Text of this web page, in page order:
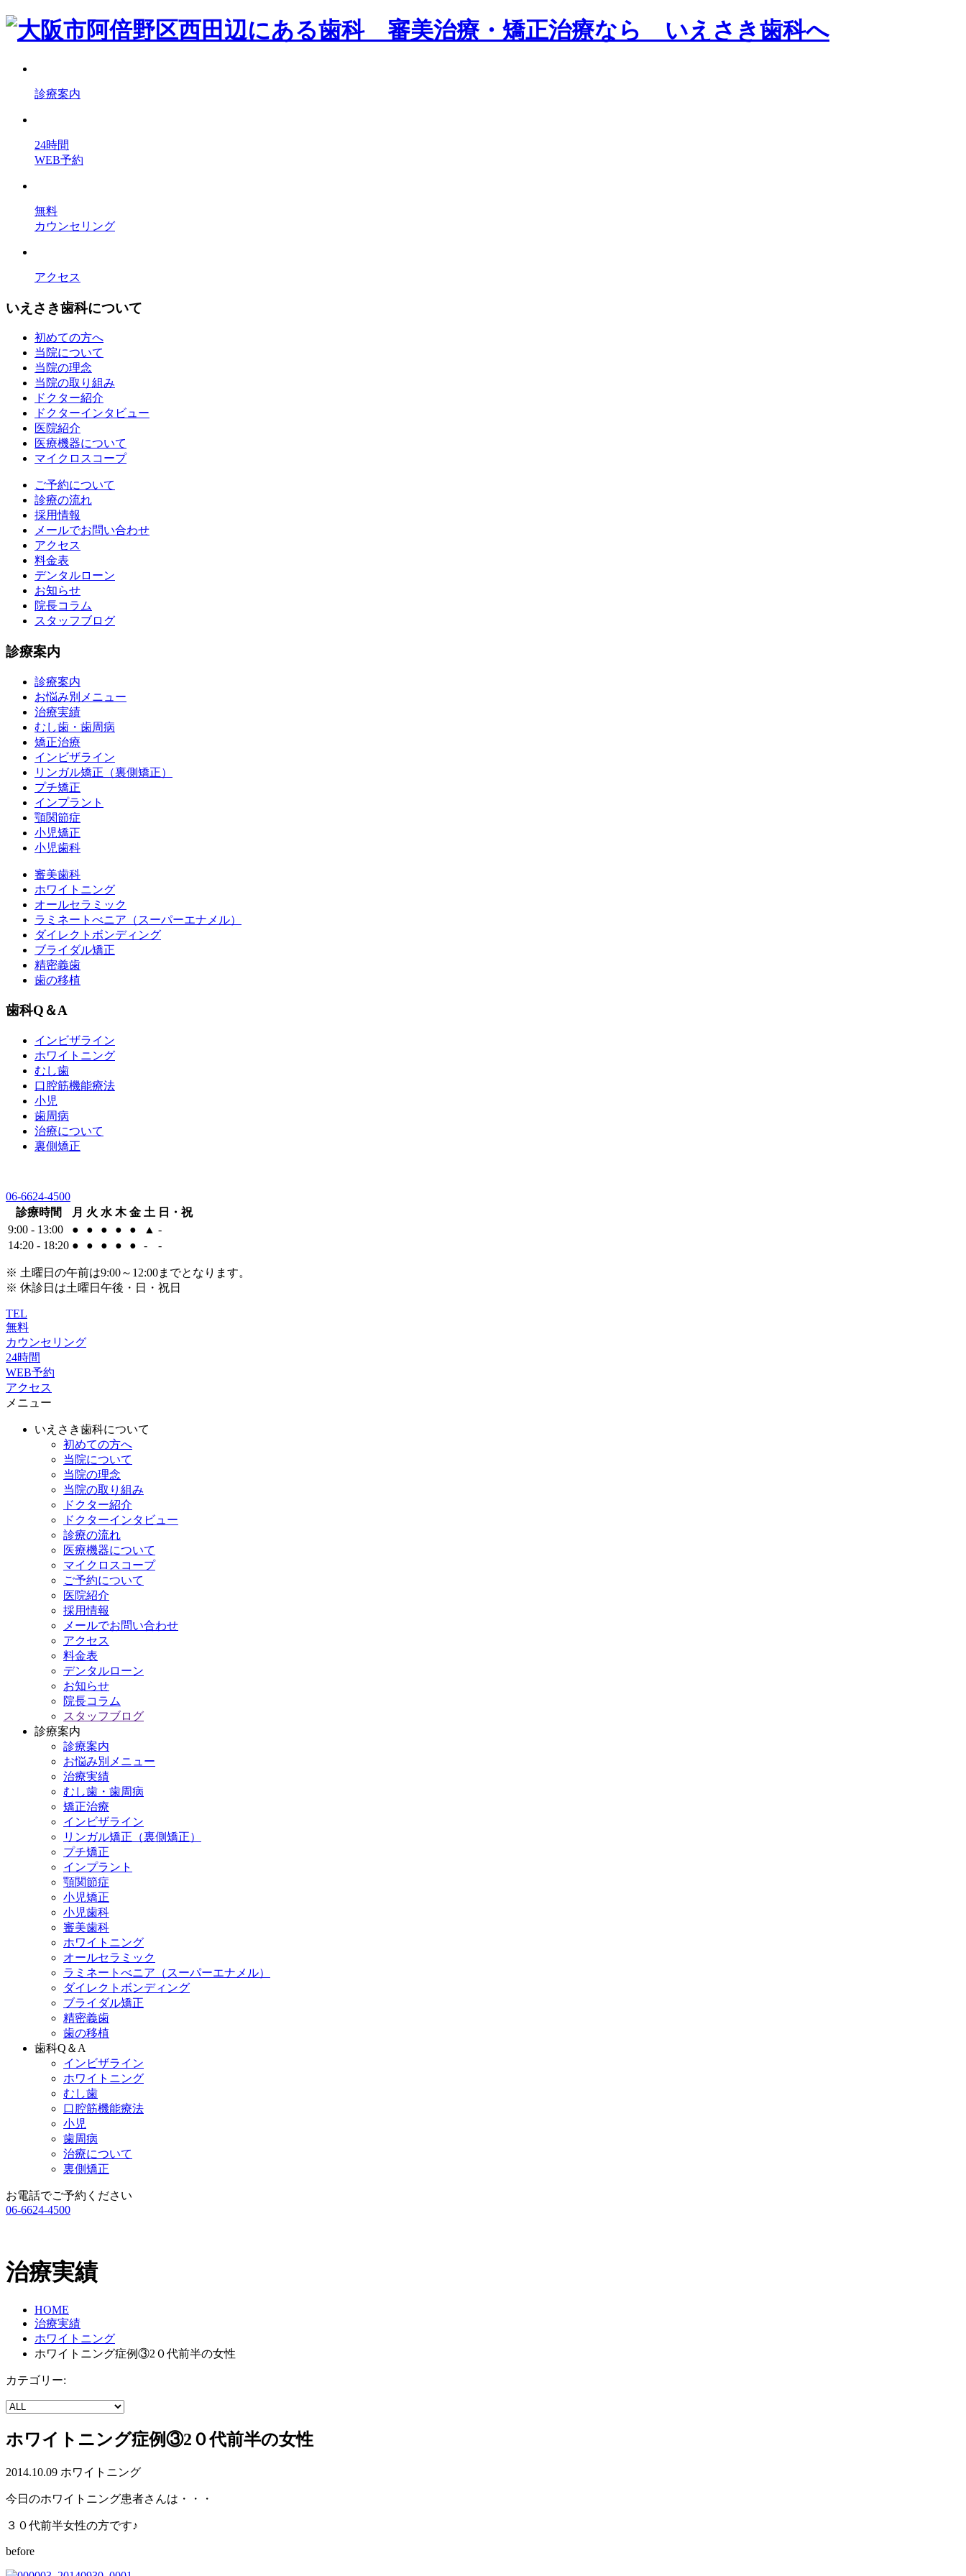
診療案内
24時間
WEB予約
無料
カウンセリング
アクセス
いえさき歯科について
初めての方へ
当院について
当院の理念
当院の取り組み
ドクター紹介
ドクターインタビュー
医院紹介
医療機器について
マイクロスコープ
ご予約について
診療の流れ
採用情報
メールでお問い合わせ
アクセス
料金表
デンタルローン
お知らせ
院長コラム
スタッフブログ
診療案内
診療案内
お悩み別メニュー
治療実績
むし歯・歯周病
矯正治療
インビザライン
リンガル矯正（裏側矯正）
プチ矯正
インプラント
顎関節症
小児矯正
小児歯科
審美歯科
ホワイトニング
オールセラミック
ラミネートべニア （スーパーエナメル）
ダイレクトボンディング
ブライダル矯正
精密義歯
歯の移植
歯科Q＆A
インビザライン
ホワイトニング
むし歯
口腔筋機能療法
小児
歯周病
治療について
裏側矯正
06-6624-4500
診療時間
月 火 水 木 金 土 日・祝
9:00 - 13:00
● ● ● ● ● ▲ -
14:20 - 18:20 ● ● ● ● ● - -
※ 土曜日の午前は9:00～12:00までとなります。
※ 休診日は土曜日午後・日・祝日
TEL
無料
カウンセリング
24時間
WEB予約
アクセス
メニュー
いえさき歯科について
初めての方へ
当院について
当院の理念
当院の取り組み
ドクター紹介
ドクターインタビュー
診療の流れ
医療機器について
マイクロスコープ
ご予約について
医院紹介
採用情報
メールでお問い合わせ
アクセス
料金表
デンタルローン
お知らせ
院長コラム
スタッフブログ
診療案内
診療案内
お悩み別メニュー
治療実績
むし歯・歯周病
矯正治療
インビザライン
リンガル矯正（裏側矯正）
プチ矯正
インプラント
顎関節症
小児矯正
小児歯科
審美歯科
ホワイトニング
オールセラミック
ラミネートべニア （スーパーエナメル）
ダイレクトボンディング
ブライダル矯正
精密義歯
歯の移植
歯科Q＆A
インビザライン
ホワイトニング
むし歯
口腔筋機能療法
小児
歯周病
治療について
裏側矯正
お電話でご予約ください
06-6624-4500
治療実績
HOME
治療実績
ホワイトニング
ホワイトニング症例③2０代前半の女性
カテゴリー:
ホワイトニング症例③2０代前半の女性
2014.10.09 ホワイトニング
今日のホワイトニング患者さんは・・・
３０代前半女性の方です♪
before